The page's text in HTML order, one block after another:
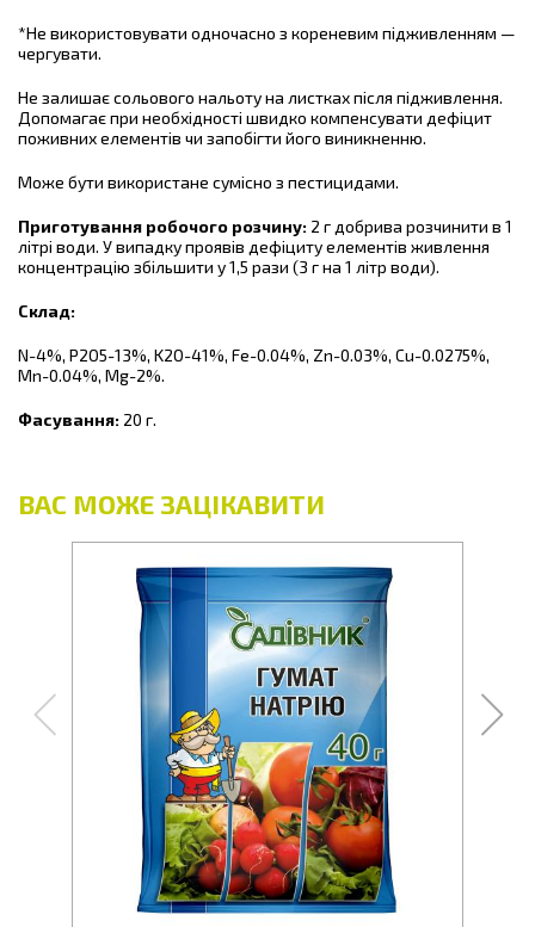
*Не використовувати одночасно з кореневим підживленням —
чергувати.
Не залишає сольового нальоту на листках після підживлення.
Допомагає при необхідності швидко компенсувати дефіцит
поживних елементів чи запобігти його виникненню.
Може бути використане сумісно з пестицидами.
Приготування робочого розчину: 2 г добрива розчинити в 1
літрі води. У випадку проявів дефіциту елементів живлення
концентрацію збільшити у 1,5 рази (3 г на 1 літр води).
Склад:
N-4%, P2O5-13%, K2O-41%, Fe-0.04%, Zn-0.03%, Cu-0.0275%,
Mn-0.04%, Mg-2%.
Фасування: 20 г.
ВАС МОЖЕ ЗАЦІКАВИТИ